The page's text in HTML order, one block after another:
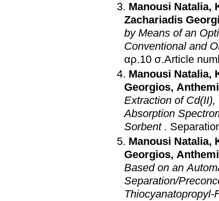
Manousi Natalia,
Zachariadis
by Means of an
Conventional and
αρ.10 σ.Article
Manousi Natalia,
Georgios,
Extraction of
Absorption
Sorbent .
Manousi Natalia,
Georgios,
Based on an
Separation/